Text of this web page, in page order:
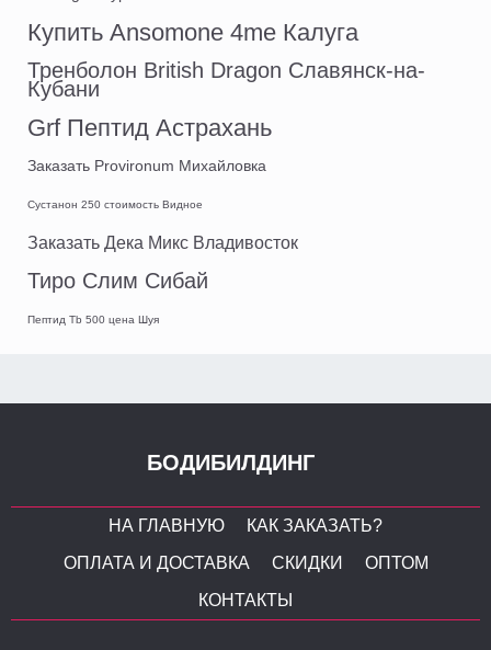
Купить Ansomone 4me Калуга
Тренболон British Dragon Славянск-на-
Кубани
Grf Пептид Астрахань
Заказать Provironum Михайловка
Сустанон 250 стоимость Видное
Заказать Дека Микс Владивосток
Тиро Слим Сибай
Пептид Tb 500 цена Шуя
БОДИБИЛДИНГ
НА ГЛАВНУЮ
КАК ЗАКАЗАТЬ?
ОПЛАТА И ДОСТАВКА
СКИДКИ
ОПТОМ
КОНТАКТЫ